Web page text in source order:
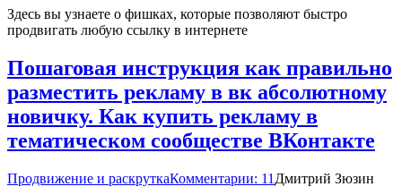
Здесь вы узнаете о фишках, которые позволяют быстро
продвигать любую ссылку в интернете
Пошаговая инструкция как правильно
разместить рекламу в вк абсолютному
новичку. Как купить рекламу в
тематическом сообществе ВКонтакте
Продвижение и раскруткаКомментарии: 11 Дмитрий Зюзин